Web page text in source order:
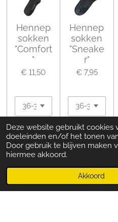
Deze website gebruikt cookies
doeleinden en/of het tonen
Door gebruik te blijven maken
hiermee akkoord.
Akkoord
Hennep
sokken
"Comfort
"
€ 11,50
In winkelwagen
Hennep
sokken
"Sneake
r"
€ 7,95
In